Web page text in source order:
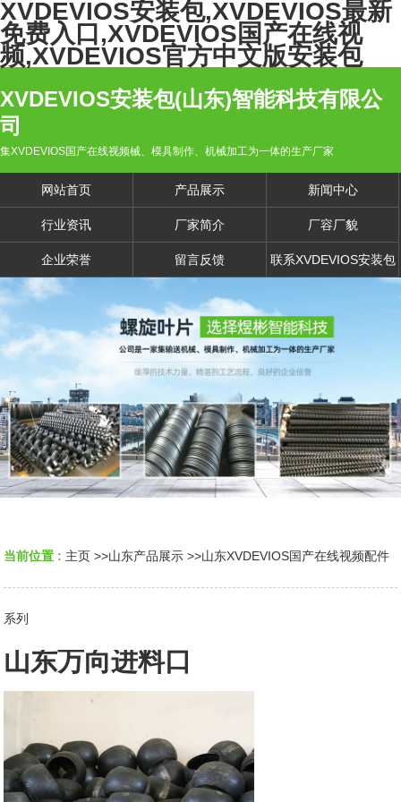
XVDEVIOS安装包,XVDEVIOS最新
免费入口,XVDEVIOS国产在线视
频,XVDEVIOS官方中文版安装包
XVDEVIOS安装包(山东)智能科技有限公
司
集XVDEVIOS国产在线视频械、模具制作、机械加工为一体的生产厂家
网站首页 产品展示 新闻中心
行业资讯 厂家简介 厂容厂貌
企业荣誉 留言反馈 联系XVDEVIOS安装包
当前位置 : 主页 >>山东产品展示 >>山东XVDEVIOS国产在线视频配件
系列
山东万向进料口